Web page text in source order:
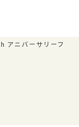
アニバーサリーフ